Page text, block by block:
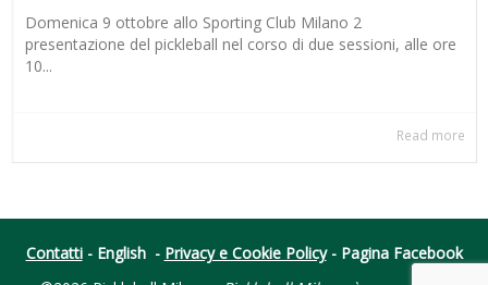
Domenica 9 ottobre allo Sporting Club Milano 2
presentazione del pickleball nel corso di due sessioni, alle ore
10...
Read more
Contatti- English- Privacy e Cookie Policy- Pagina Facebook